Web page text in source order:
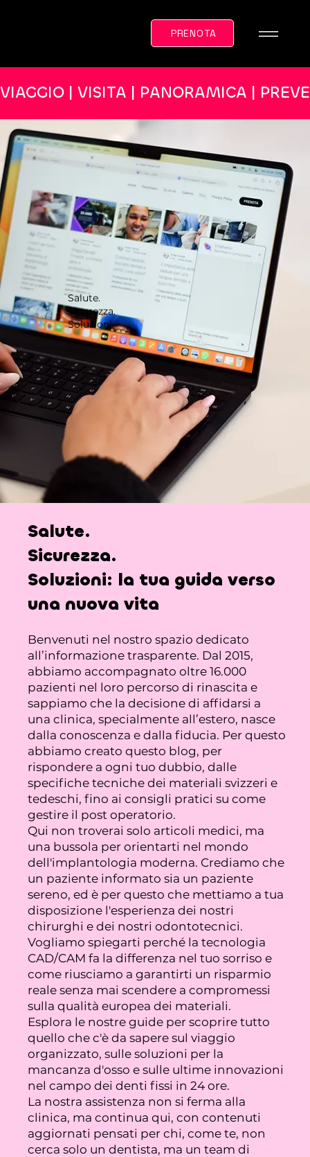
PRENOTA
VIAGGIO | VISITA | PANORAMICA |
Salute.
Sicurezza.
Soluzioni.
Salute.
Sicurezza.
Soluzioni: la tua guida verso
una nuova vita
Benvenuti nel nostro spazio dedicato
all’informazione trasparente. Dal 2015,
abbiamo accompagnato oltre 16.000
pazienti nel loro percorso di rinascita e
sappiamo che la decisione di affidarsi a
una clinica, specialmente all’estero, nasce
dalla conoscenza e dalla fiducia. Per questo
abbiamo creato questo blog, per
rispondere a ogni tuo dubbio, dalle
specifiche tecniche dei materiali svizzeri e
tedeschi, fino ai consigli pratici su come
gestire il post operatorio.
Qui non troverai solo articoli medici, ma
una bussola per orientarti nel mondo
dell'implantologia moderna. Crediamo che
un paziente informato sia un paziente
sereno, ed è per questo che mettiamo a tua
disposizione l'esperienza dei nostri
chirurghi e dei nostri odontotecnici.
Vogliamo spiegarti perché la tecnologia
CAD/CAM fa la differenza nel tuo sorriso e
come riusciamo a garantirti un risparmio
reale senza mai scendere a compromessi
sulla qualità europea dei materiali.
Esplora le nostre guide per scoprire tutto
quello che c'è da sapere sul viaggio
organizzato, sulle soluzioni per la
mancanza d'osso e sulle ultime innovazioni
nel campo dei denti fissi in 24 ore.
La nostra assistenza non si ferma alla
clinica, ma continua qui, con contenuti
aggiornati pensati per chi, come te, non
cerca solo un dentista, ma un team di